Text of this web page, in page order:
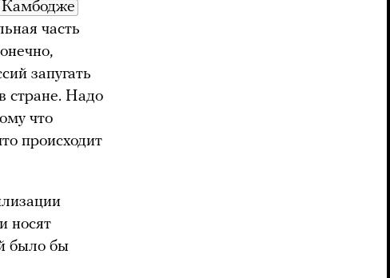
Камбодже
часть
запугать
стране. Надо
что
происходит
носят
было бы